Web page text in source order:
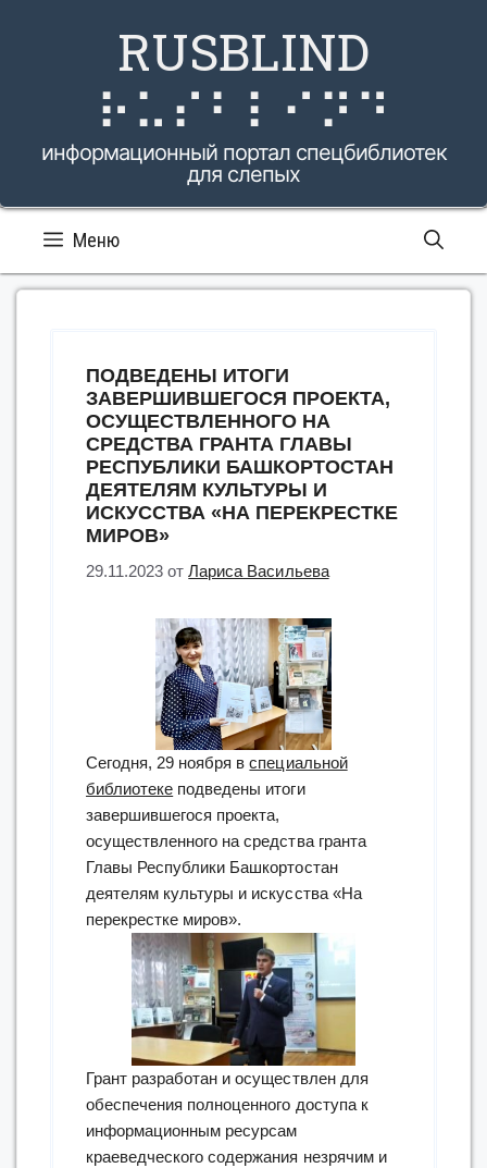
RUSBLIND
⠗⠥⠎⠃⠇⠊⠝⠙
информационный портал спецбиблиотек
для слепых
Меню
ПОДВЕДЕНЫ ИТОГИ
ЗАВЕРШИВШЕГОСЯ ПРОЕКТА,
ОСУЩЕСТВЛЕННОГО НА
СРЕДСТВА ГРАНТА ГЛАВЫ
РЕСПУБЛИКИ БАШКОРТОСТАН
ДЕЯТЕЛЯМ КУЛЬТУРЫ И
ИСКУССТВА «НА ПЕРЕКРЕСТКЕ
МИРОВ»
29.11.2023 отЛариса Васильева
Сегодня, 29 ноября вспециальной
библиотеке подведены итоги
завершившегося проекта,
осуществленного на средства гранта
Главы Республики Башкортостан
деятелям культуры и искусства «На
перекрестке миров».
Грант разработан и осуществлен для
обеспечения полноценного доступа к
информационным ресурсам
краеведческого содержания незрячим и